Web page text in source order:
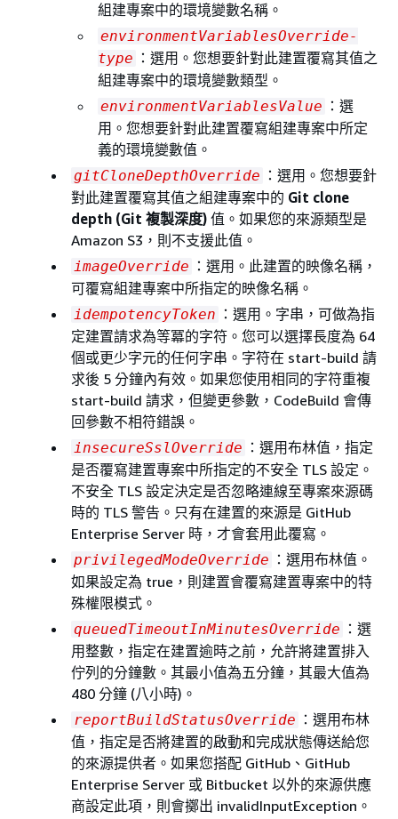
組建專案中的環境變數名稱。
environmentVariablesOverride-
type ：選用。您想要針對此建置覆寫其值之
組建專案中的環境變數類型。
environmentVariablesValue ：選
用。您想要針對此建置覆寫組建專案中所定
義的環境變數值。
gitCloneDepthOverride ：選用。您想要針
對此建置覆寫其值之組建專案中的 Git clone
depth (Git 複製深度) 值。如果您的來源類型是
Amazon S3，則不支援此值。
imageOverride ：選用。此建置的映像名稱，
可覆寫組建專案中所指定的映像名稱。
idempotencyToken ：選用。字串，可做為指
定建置請求為等冪的字符。您可以選擇長度為 64
個或更少字元的任何字串。字符在 start-build 請
求後 5 分鐘內有效。如果您使用相同的字符重複
start-build 請求，但變更參數，CodeBuild 會傳
回參數不相符錯誤。
insecureSslOverride ：選用布林值，指定
是否覆寫建置專案中所指定的不安全 TLS 設定。
不安全 TLS 設定決定是否忽略連線至專案來源碼
時的 TLS 警告。只有在建置的來源是 GitHub
Enterprise Server 時，才會套用此覆寫。
privilegedModeOverride ：選用布林值。
如果設定為 true，則建置會覆寫建置專案中的特
殊權限模式。
queuedTimeoutInMinutesOverride ：選
用整數，指定在建置逾時之前，允許將建置排入
佇列的分鐘數。其最小值為五分鐘，其最大值為
480 分鐘 (八小時)。
reportBuildStatusOverride ：選用布林
值，指定是否將建置的啟動和完成狀態傳送給您
的來源提供者。如果您搭配 GitHub、GitHub
Enterprise Server 或 Bitbucket 以外的來源供應
商設定此項，則會擲出 invalidInputException。